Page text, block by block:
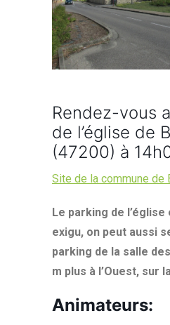
Rendez-vous
de l’église de
(47200) à
Site de la commune de
Le parking de l’église
exigu, on peut aussi
parking de la salle
m plus à l’Ouest, sur
Animateurs: